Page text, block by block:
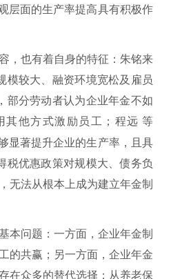
层面的生产率提高具有积极作
，也有着自身的特征： 朱铭来
模较大、融资环境宽松及雇员
部分劳动者认为企业年金不如
他方式激励员工； 程远 等
显著提升企业的生产率，且具
税优惠政策对规模大、债务负
无法从根本上成为建立年金制
本问题：一方面，企业年金制
的共赢；另一方面，企业年金
在众多的替代选择；从养老保